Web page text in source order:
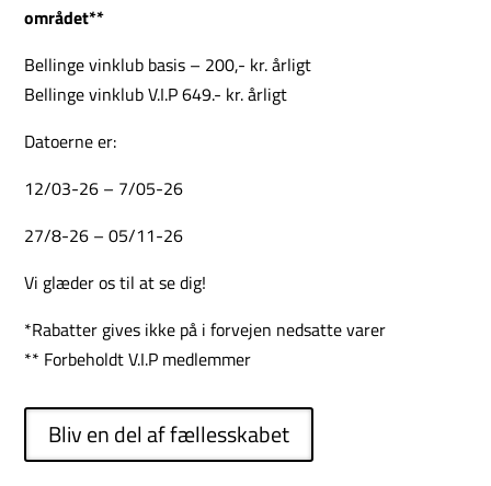
området**
Bellinge vinklub basis – 200,- kr. årligt
Bellinge vinklub V.I.P 649.- kr. årligt
Datoerne er:
12/03-26 – 7/05-26
27/8-26 – 05/11-26
Vi glæder os til at se dig!
*Rabatter gives ikke på i forvejen nedsatte varer
** Forbeholdt V.I.P medlemmer
Bliv en del af fællesskabet